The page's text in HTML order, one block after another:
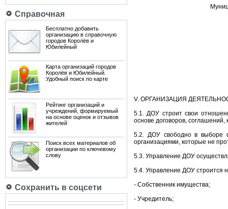
Справочная
Бесплатно добавить
организацию в справочную
городов Королёв и
Юбилейный
Карта организаций городов
Королёв и Юбилейный.
Удобный поиск по карте
Рейтинг организаций и
учреждений, формируемый
на основе оценок и отзывов
жителей
Поиск всех материалов об
организации по ключевому
слову
Сохранить в соцсети
V. ОРГАНИЗАЦИЯ
5.1. ДОУ строит свои
основе договоров, соглашений,
5.2. ДОУ свободно в выборе
организациями, которые не
5.3. Управление ДОУ
5.4. Управление ДОУ строится
- Собственник имущества;
- Учредитель;